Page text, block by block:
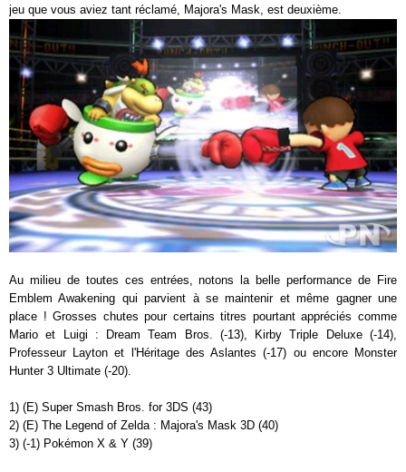
jeu que vous aviez tant réclamé, Majora's Mask, est deuxième.
Au milieu de toutes ces entrées, notons la belle performance de Fire
Emblem Awakening qui parvient à se maintenir et même gagner une
place ! Grosses chutes pour certains titres pourtant appréciés comme
Mario et Luigi : Dream Team Bros. (-13), Kirby Triple Deluxe (-14),
Professeur Layton et l'Héritage des Aslantes (-17) ou encore Monster
Hunter 3 Ultimate (-20).
1) (E) Super Smash Bros. for 3DS (43)
2) (E) The Legend of Zelda : Majora's Mask 3D (40)
3) (-1) Pokémon X & Y (39)